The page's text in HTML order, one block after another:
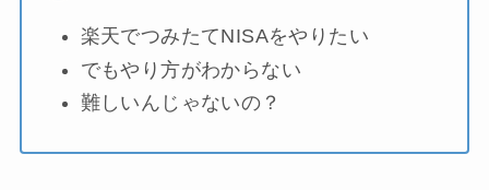
楽天でつみたてNISAをやりたい
でもやり方がわからない
難しいんじゃないの？